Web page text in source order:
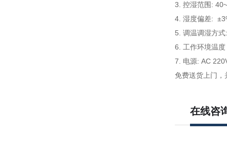
3. 控湿范围:
4. 湿度偏差:
5. 调温调湿方
6. 工作环境温
7. 电源: AC
免费送货上门，
在线咨